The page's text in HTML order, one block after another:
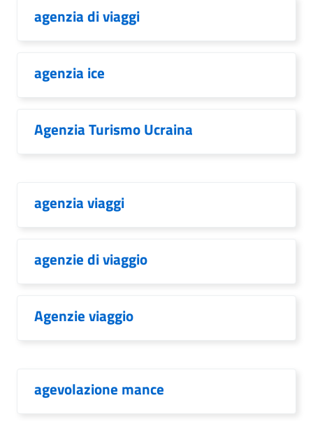
agenzia di viaggi
agenzia ice
Agenzia Turismo Ucraina
agenzia viaggi
agenzie di viaggio
Agenzie viaggio
agevolazione mance